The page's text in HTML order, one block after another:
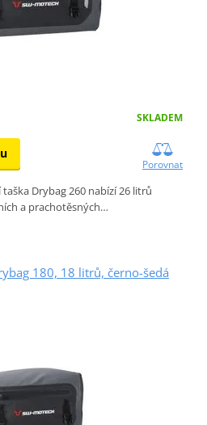
SKLADEM
Porovnat
Drybag 260 nabízí 26 litrů
a prachotěsných…
180, 18 litrů, černo-šedá